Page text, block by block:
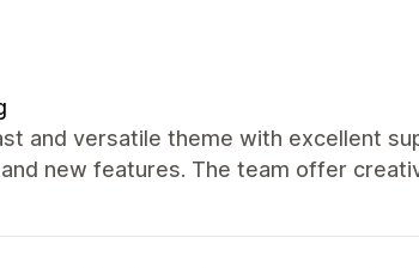
and versatile theme with excellent
new features. The team offer